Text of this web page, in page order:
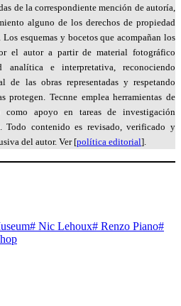
de la correspondiente mención de autoría,
alguno de los derechos de propiedad
esquemas y bocetos que acompañan los
el autor a partir de material fotográfico
analítica e interpretativa, reconociendo
las obras representadas y respetando
protegen. Tecnne emplea herramientas de
como apoyo en tareas de investigación
Todo contenido es revisado, verificado y
del autor. Ver [política editorial].
# Nic Lehoux# Renzo Piano#